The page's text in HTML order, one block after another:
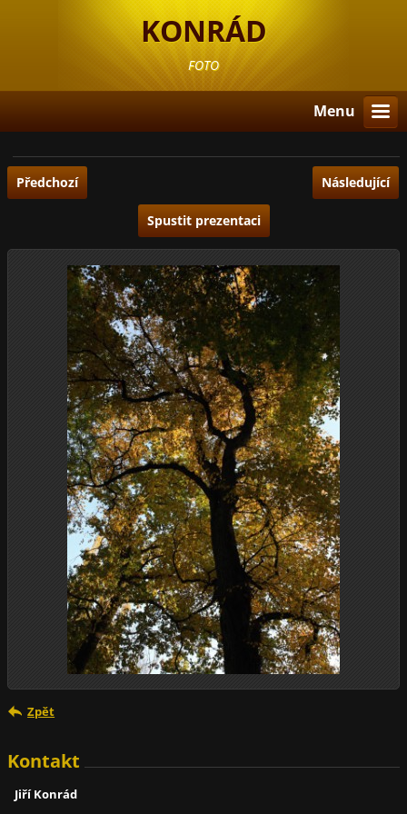
KONRÁD
FOTO
Menu
Předchozí Následující
Spustit prezentaci
Zpět
Kontakt
Jiří Konrád